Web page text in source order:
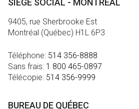
SIÈGE SOCIAL - MONTRÉAL
9405, rue Sherbrooke Est
Montréal (Québec) H1L 6P3
Téléphone: 514 356-8888
Sans frais: 1 800 465-0897
Télécopie: 514 356-9999
BUREAU DE QUÉBEC